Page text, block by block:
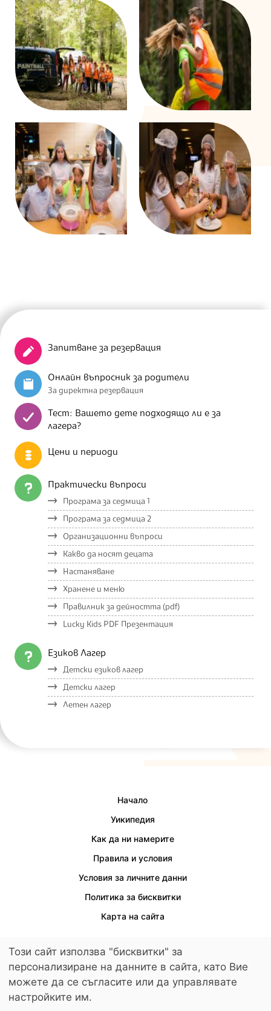
Запитване за резервация
Онлайн въпросник за родители
За директна резервация
Тест: Вашето дете подходящо ли е за
лагера?
Цени и периоди
Практически въпроси
Програма за седмица 1
Програма за седмица 2
Организационни въпроси
Какво да носят децата
Настаняване
Хранене и меню
Правилник за дейността (pdf)
Lucky Kids PDF Презентация
Езиков Лагер
Детски езиков лагер
Детски лагер
Летен лагер
Начало
Уикипедия
Как да ни намерите
Правила и условия
Условия за личните данни
Политика за бисквитки
Карта на сайта
Осигурен е достъп за хора с увреждания.
© 2026 LuckyKids. All Rights Reserved.
Този сайт използва "бисквитки" за
персонализиране на данните в сайта, като Вие
можете да се съгласите или да управлявате
настройките им.